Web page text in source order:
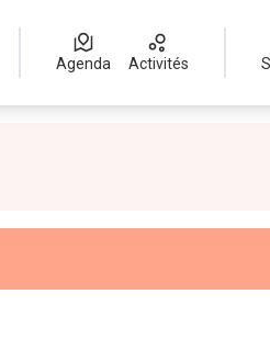
Agenda Activités